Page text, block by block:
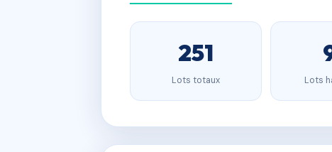
251
Lots totaux Lots